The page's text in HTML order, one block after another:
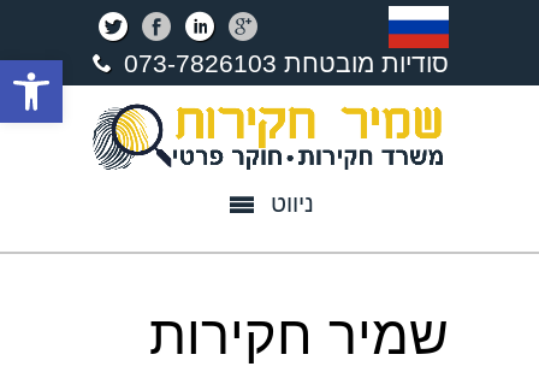
פתח סרגל נגישות סודיות מובטחת 073-7826103
ניווט
שמיר חקירות